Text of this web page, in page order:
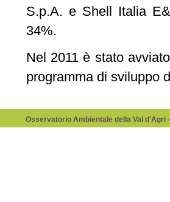
S.p.A. e Shell Italia
34%.
Nel 2011 è stato
programma di sviluppo
Osservatorio Ambientale della Val d'Agri